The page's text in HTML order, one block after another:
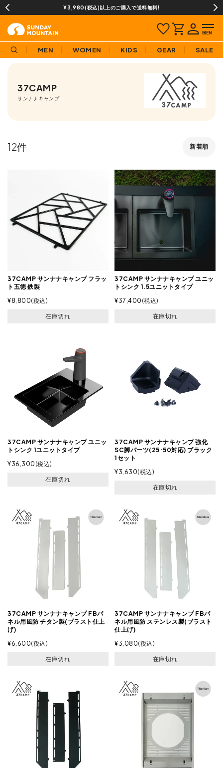
¥3,980(税込)以上のご購入で送料無料!
MEN WOMEN KIDS GEAR SALE
37CAMP
サンナナキャンプ
新着順
12
37CAMP サンナナキャンプ フラッ
ト五徳 鉄製
¥8,800 税込
在庫切れ
37CAMP サンナナキャンプ ユニッ
トシンク 1.5ユニットタイプ
¥37,400 税込
在庫切れ
37CAMP サンナナキャンプ ユニッ
トシンク 1ユニットタイプ
¥36,300 税込
在庫切れ
37CAMP サンナナキャンプ 強化
SC脚パーツ(25･50対応) ブラック
1セット
¥3,630 税込
在庫切れ
37CAMP サンナナキャンプ FBパ
ネル用風防 チタン製(ブラスト仕上
げ)
¥6,600 税込
在庫切れ
37CAMP サンナナキャンプ FBパ
ネル用風防 ステンレス製(ブラスト
仕上げ)
¥3,080 税込
在庫切れ